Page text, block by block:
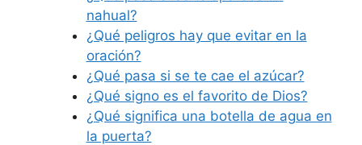
nahual?
¿Qué peligros hay que evitar en la
oración?
¿Qué pasa si se te cae el azúcar?
¿Qué signo es el favorito de Dios?
¿Qué significa una botella de agua en
la puerta?